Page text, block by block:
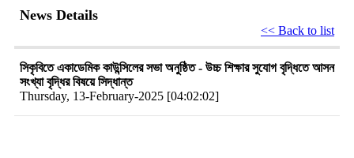
News Details
<< Back to list
সিকৃবিতে একাডেমিক কাউন্সিলের সভা অনুষ্ঠিত - উচ্চ শিক্ষার সুযোগ বৃদ্ধিতে আসন
সংখ্যা বৃদ্ধির বিষয়ে সিদ্ধান্ত
Thursday, 13-February-2025 [04:02:02]